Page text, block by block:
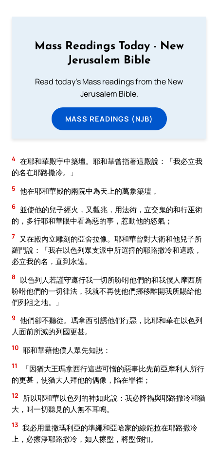
Mass Readings Today - New
Jerusalem Bible
Read today's Mass readings from the New
Jerusalem Bible.
MASS READINGS (NJB)
4 在耶和華殿宇中築壇。耶和華曾指著這殿說：「我必立我
的名在耶路撒冷。」
5 他在耶和華殿的兩院中為天上的萬象築壇，
6 並使他的兒子經火，又觀兆，用法術，立交鬼的和行巫術
的，多行耶和華眼中看為惡的事，惹動他的怒氣；
7
又在殿內立雕刻的亞舍拉像。耶和華曾對大衛和他兒子所
羅門說：「我在以色列眾支派中所選擇的耶路撒冷和這殿，
必立我的名，直到永遠。
8
以色列人若謹守遵行我一切所吩咐他們的和我僕人摩西所
吩咐他們的一切律法，我就不再使他們挪移離開我所賜給他
們列祖之地。」
9 他們卻不聽從。瑪拿西引誘他們行惡，比耶和華在以色列
人面前所滅的列國更甚。
10 耶和華藉他僕人眾先知說：
11
「因猶大王瑪拿西行這些可憎的惡事比先前亞摩利人所行
的更甚，使猶大人拜他的偶像，陷在罪裡；
12
所以耶和華以色列的神如此說：我必降禍與耶路撒冷和猶
大，叫一切聽見的人無不耳鳴。
13 我必用量撒瑪利亞的準繩和亞哈家的線鉈拉在耶路撒冷
上，必擦淨耶路撒冷，如人擦盤，將盤倒扣。